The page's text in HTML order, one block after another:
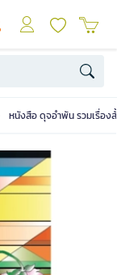
หนังสือ ดุจอำพัน รวมเรื่อง